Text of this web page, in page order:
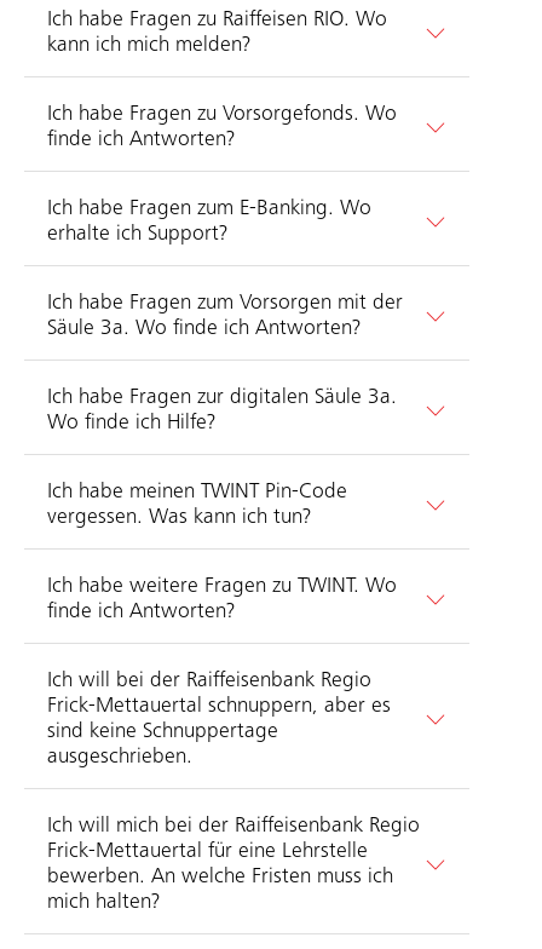
Ich habe Fragen zu Raiffeisen RIO. Wo
kann ich mich melden?
Ich habe Fragen zu Vorsorgefonds. Wo
finde ich Antworten?
Ich habe Fragen zum E-Banking. Wo
erhalte ich Support?
Ich habe Fragen zum Vorsorgen mit der
Säule 3a. Wo finde ich Antworten?
Ich habe Fragen zur digitalen Säule 3a.
Wo finde ich Hilfe?
Ich habe meinen TWINT Pin-Code
vergessen. Was kann ich tun?
Ich habe weitere Fragen zu TWINT. Wo
finde ich Antworten?
Ich will bei der Raiffeisenbank Regio
Frick-Mettauertal schnuppern, aber es
sind keine Schnuppertage
ausgeschrieben.
Ich will mich bei der Raiffeisenbank Regio
Frick-Mettauertal für eine Lehrstelle
bewerben. An welche Fristen muss ich
mich halten?